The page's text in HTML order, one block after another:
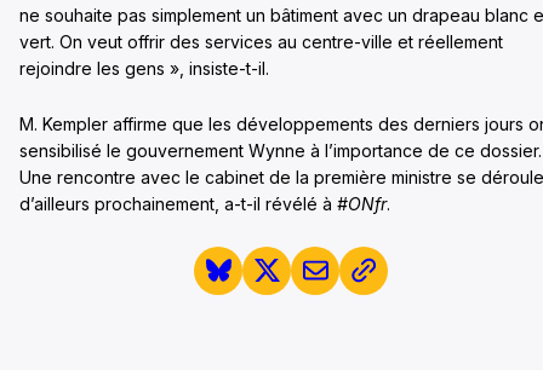
ne souhaite pas simplement un bâtiment avec un drapeau blanc
vert. On veut offrir des services au centre-ville et réellement
rejoindre les gens », insiste-t-il.
M. Kempler affirme que les développements des derniers jours
sensibilisé le gouvernement Wynne à l’importance de ce dossier.
Une rencontre avec le cabinet de la première ministre se
d’ailleurs prochainement, a-t-il révélé à #ONfr.